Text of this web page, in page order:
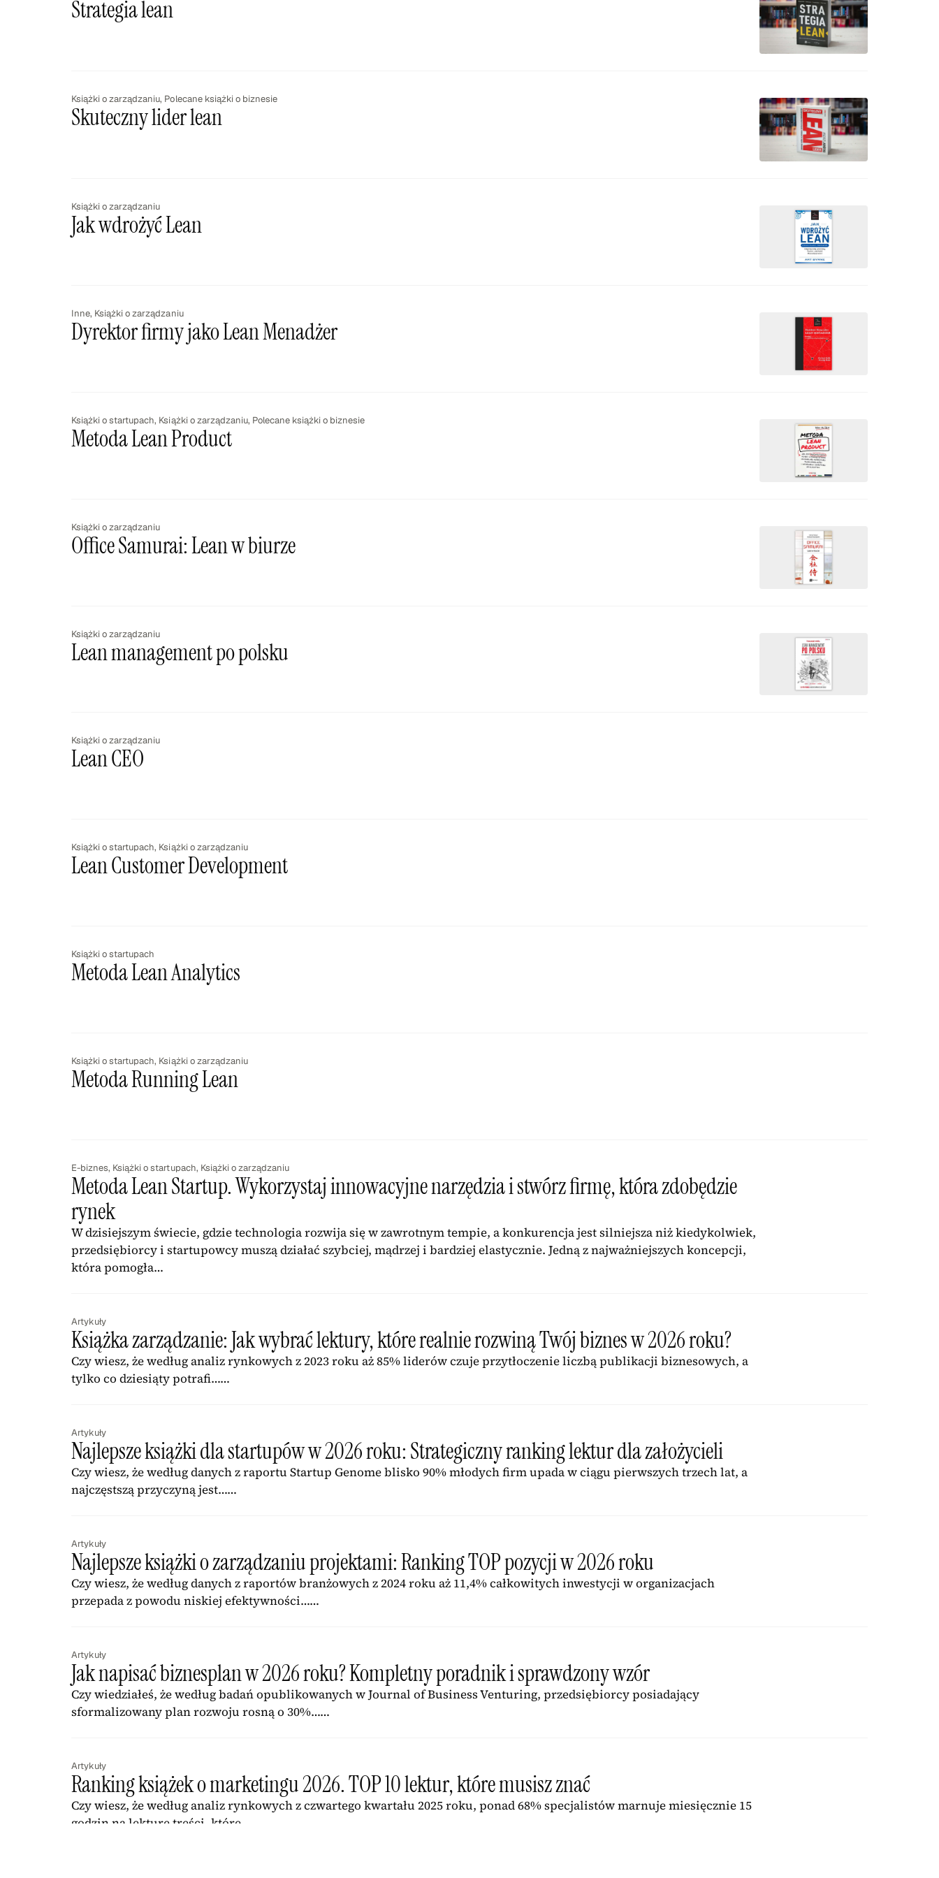
Strategia lean
Książki o zarządzaniu, Polecane książki o biznesie
Skuteczny lider lean
Książki o zarządzaniu
Jak wdrożyć Lean
Inne, Książki o zarządzaniu
Dyrektor firmy jako Lean Menadżer
Książki o startupach, Książki o zarządzaniu, Polecane książki o biznesie
Metoda Lean Product
Książki o zarządzaniu
Office Samurai: Lean w biurze
Książki o zarządzaniu
Lean management po polsku
Książki o zarządzaniu
Lean CEO
Książki o startupach, Książki o zarządzaniu
Lean Customer Development
Książki o startupach
Metoda Lean Analytics
Książki o startupach, Książki o zarządzaniu
Metoda Running Lean
E-biznes, Książki o startupach, Książki o zarządzaniu
Metoda Lean Startup. Wykorzystaj innowacyjne narzędzia i stwórz firmę, która zdobędzie
rynek
W dzisiejszym świecie, gdzie technologia rozwija się w zawrotnym tempie, a konkurencja jest silniejsza niż kiedykolwiek,
przedsiębiorcy i startupowcy muszą działać szybciej, mądrzej i bardziej elastycznie. Jedną z najważniejszych koncepcji,
która pomogła…
Artykuły
Książka zarządzanie: Jak wybrać lektury, które realnie rozwiną Twój biznes w 2026 roku?
Czy wiesz, że według analiz rynkowych z 2023 roku aż 85% liderów czuje przytłoczenie liczbą publikacji biznesowych, a
tylko co dziesiąty potrafi……
Artykuły
Najlepsze książki dla startupów w 2026 roku: Strategiczny ranking lektur dla założycieli
Czy wiesz, że według danych z raportu Startup Genome blisko 90% młodych firm upada w ciągu pierwszych trzech lat, a
najczęstszą przyczyną jest……
Artykuły
Najlepsze książki o zarządzaniu projektami: Ranking TOP pozycji w 2026 roku
Czy wiesz, że według danych z raportów branżowych z 2024 roku aż 11,4% całkowitych inwestycji w organizacjach
przepada z powodu niskiej efektywności……
Artykuły
Jak napisać biznesplan w 2026 roku? Kompletny poradnik i sprawdzony wzór
Czy wiedziałeś, że według badań opublikowanych w Journal of Business Venturing, przedsiębiorcy posiadający
sformalizowany plan rozwoju rosną o 30%……
Artykuły
Ranking książek o marketingu 2026. TOP 10 lektur, które musisz znać
Czy wiesz, że według analiz rynkowych z czwartego kwartału 2025 roku, ponad 68% specjalistów marnuje miesięcznie 15
godzin na lekturę treści, które……